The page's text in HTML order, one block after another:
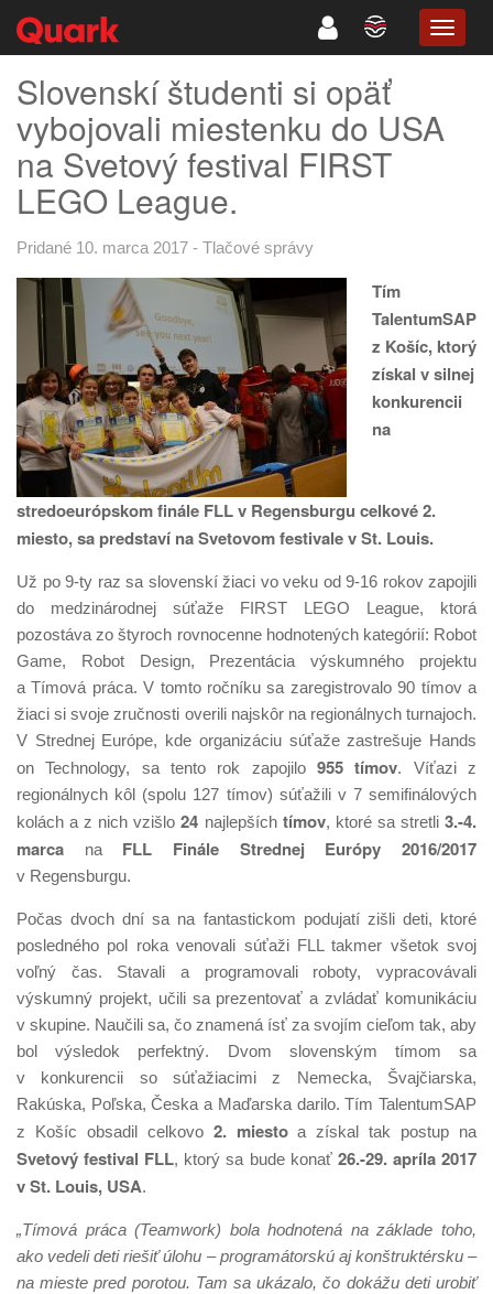
Slovenskí študenti si opäť
vybojovali miestenku do USA
na Svetový festival FIRST
LEGO League.
Pridané 10. marca 2017 - Tlačové správy
Tím
TalentumSAP
z Košíc, ktorý
získal v silnej
konkurencii
na
stredoeurópskom finále FLL v Regensburgu celkové 2.
miesto, sa predstaví na Svetovom festivale v St. Louis.
Už po 9-ty raz sa slovenskí žiaci vo veku od 9-16 rokov zapojili
do medzinárodnej súťaže FIRST LEGO League, ktorá
pozostáva zo štyroch rovnocenne hodnotených kategórií: Robot
Game, Robot Design, Prezentácia výskumného projektu
a Tímová práca. V tomto ročníku sa zaregistrovalo 90 tímov a
žiaci si svoje zručnosti overili najskôr na regionálnych turnajoch.
V Strednej Európe, kde organizáciu súťaže zastrešuje Hands
on Technology, sa tento rok zapojilo 955 tímov. Víťazi z
regionálnych kôl (spolu 127 tímov) súťažili v 7 semifinálových
kolách a z nich vzišlo24 najlepšíchtímov, ktoré sa stretli3.-4.
marca
na FLL Finále Strednej Európy 2016/2017
v Regensburgu.
Počas dvoch dní sa na fantastickom podujatí zišli deti, ktoré
posledného pol roka venovali súťaži FLL takmer všetok svoj
voľný čas. Stavali a programovali roboty, vypracovávali
výskumný projekt, učili sa prezentovať a zvládať komunikáciu
v skupine. Naučili sa, čo znamená ísť za svojím cieľom tak, aby
bol výsledok perfektný. Dvom slovenským tímom sa
v konkurencii so súťažiacimi z Nemecka, Švajčiarska,
Rakúska, Poľska, Česka a Maďarska darilo. Tím TalentumSAP
z Košíc obsadil celkovo 2. miestoa získal tak postup na
Svetový festival FLL, ktorý sa bude konať 26.-29. apríla 2017
v St. Louis, USA.
„Tímová práca (Teamwork) bola hodnotená na základe toho,
ako vedeli deti riešiť úlohu – programátorskú aj konštruktérsku –
na mieste pred porotou. Tam sa ukázalo, čo dokážu deti urobiť